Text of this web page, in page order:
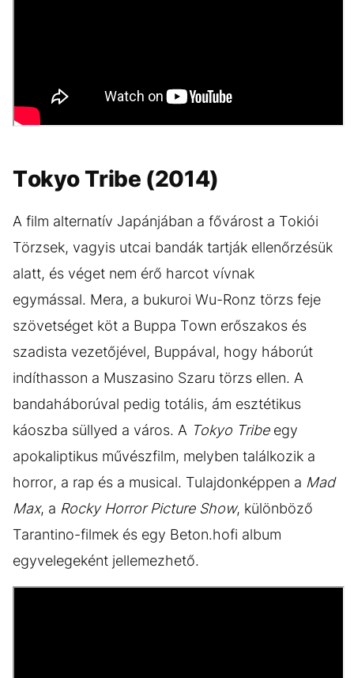
Tokyo Tribe (2014)
A film alternatív Japánjában a fővárost a Tokiói
Törzsek, vagyis utcai bandák tartják ellenőrzésük
alatt, és véget nem érő harcot vívnak
egymással. Mera, a bukuroi Wu-Ronz törzs feje
szövetséget köt a Buppa Town erőszakos és
szadista vezetőjével, Buppával, hogy háborút
indíthasson a Muszasino Szaru törzs ellen. A
bandaháborúval pedig totális, ám esztétikus
káoszba süllyed a város. A Tokyo Tribeegy
apokaliptikus művészfilm, melyben találkozik a
horror, a rap és a musical. Tulajdonképpen a Mad
Max, a Rocky Horror Picture Show, különböző
Tarantino-filmek és egy Beton.hofi album
egyvelegeként jellemezhető.